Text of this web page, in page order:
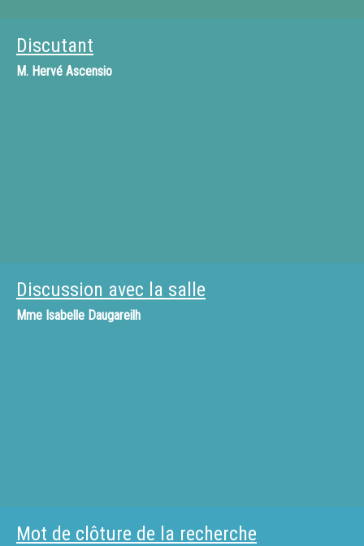
Discutant
M. Hervé Ascensio
Discussion avec la salle
Mme Isabelle Daugareilh
Mot de clôture de la recherche